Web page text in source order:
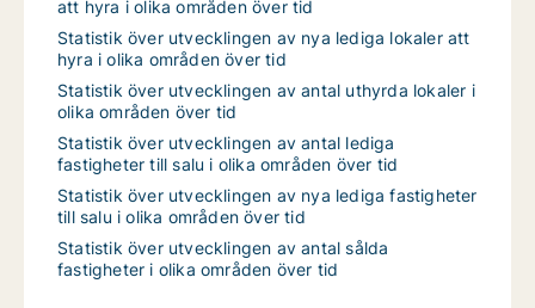
att hyra i olika områden över tid
Statistik över utvecklingen av nya lediga lokaler att
hyra i olika områden över tid
Statistik över utvecklingen av antal uthyrda lokaler i
olika områden över tid
Statistik över utvecklingen av antal lediga
fastigheter till salu i olika områden över tid
Statistik över utvecklingen av nya lediga fastigheter
till salu i olika områden över tid
Statistik över utvecklingen av antal sålda
fastigheter i olika områden över tid